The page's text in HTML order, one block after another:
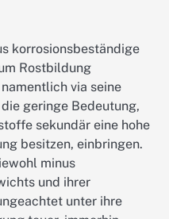
korrosionsbeständige
Rostbildung
via seine
geringe Bedeutung,
sekundär eine hohe
besitzen, einbringen.
minus
und ihrer
unter ihre